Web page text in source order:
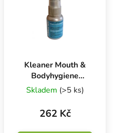
Kleaner Mouth &
Bodyhygiene
Spray 30 ml
Skladem (>5 ks)
262 Kč